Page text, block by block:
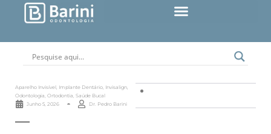
Aparelho Invisível, Implante Dentário, Invisalign,
Odontologia, Ortodontia, Saúde Bucal
Junho 5, 2026
Dr. Pedro Barini